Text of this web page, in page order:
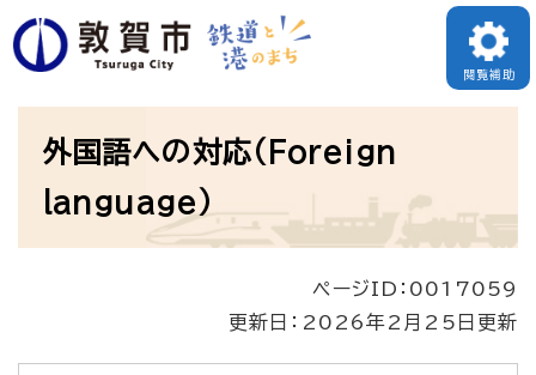
ペ
ー
で
閲覧補助
外国語への対応（Foreign
language）
ページID：0017059
更新日：2026年2月25日更新